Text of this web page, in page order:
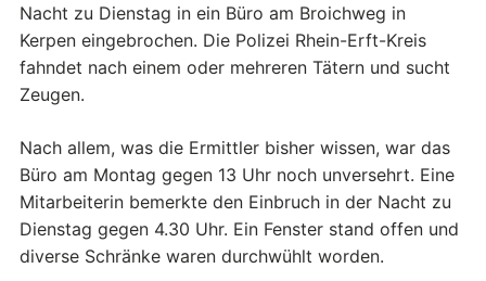
Nacht zu Dienstag in ein Büro am Broichweg in
Kerpen eingebrochen. Die Polizei Rhein-Erft-Kreis
fahndet nach einem oder mehreren Tätern und sucht
Zeugen.
Nach allem, was die Ermittler bisher wissen, war das
Büro am Montag gegen 13 Uhr noch unversehrt. Eine
Mitarbeiterin bemerkte den Einbruch in der Nacht zu
Dienstag gegen 4.30 Uhr. Ein Fenster stand offen und
diverse Schränke waren durchwühlt worden.